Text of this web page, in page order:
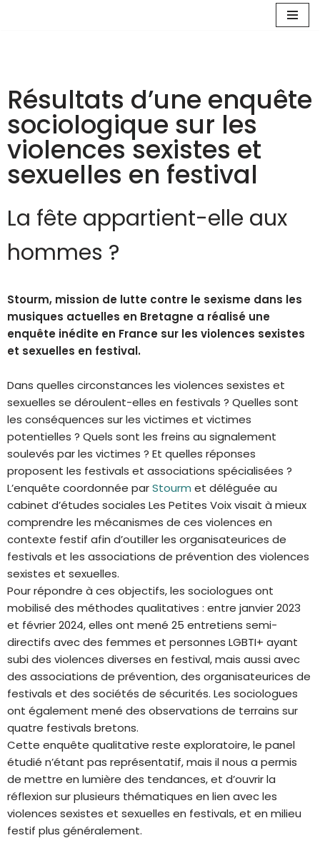
Résultats d’une enquête
sociologique sur les
violences sexistes et
sexuelles en festival
La fête appartient-elle aux
hommes ?
Stourm, mission de lutte contre le sexisme dans les
musiques actuelles en Bretagne a réalisé une
enquête inédite en France sur les violences sexistes
et sexuelles en festival.
Dans quelles circonstances les violences sexistes et
sexuelles se déroulent-elles en festivals ? Quelles sont
les conséquences sur les victimes et victimes
potentielles ? Quels sont les freins au signalement
soulevés par les victimes ? Et quelles réponses
proposent les festivals et associations spécialisées ?
L’enquête coordonnée parStourm et déléguée au
cabinet d’études sociales Les Petites Voix visait à mieux
comprendre les mécanismes de ces violences en
contexte festif afin d’outiller les organisateurices de
festivals et les associations de prévention des violences
sexistes et sexuelles.
Pour répondre à ces objectifs, les sociologues ont
mobilisé des méthodes qualitatives : entre janvier 2023
et février 2024, elles ont mené 25 entretiens semi-
directifs avec des femmes et personnes LGBTI+ ayant
subi des violences diverses en festival, mais aussi avec
des associations de prévention, des organisateurices de
festivals et des sociétés de sécurités. Les sociologues
ont également mené des observations de terrains sur
quatre festivals bretons.
Cette enquête qualitative reste exploratoire, le panel
étudié n’étant pas représentatif, mais il nous a permis
de mettre en lumière des tendances, et d’ouvrir la
réflexion sur plusieurs thématiques en lien avec les
violences sexistes et sexuelles en festivals, et en milieu
festif plus généralement.